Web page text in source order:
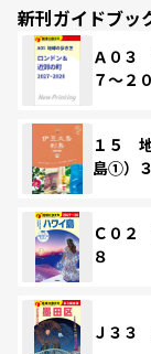
新刊ガイドブッ
Ａ０３
７～２
１５
島①）
Ｃ０２
８
Ｊ３